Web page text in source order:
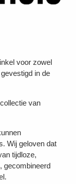
voor zowel
in de
van
Wij geloven dat
tijdloze,
gecombineerd